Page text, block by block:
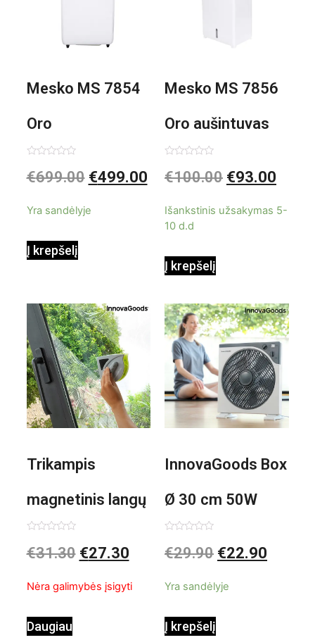
Mesko MS 7854
Oro
kondicionierius
0
iš
€699.00 €499.00
Yra sandėlyje
Į krepšelį
Mesko MS 7856
Oro aušintuvas
be ašmenų 3in1
0
iš
€100.00 €93.00
Išankstinis užsakymas 5-
10 d.d
Į krepšelį
Trikampis
magnetinis langų
valiklis Klinmag
0
iš
€31.30 €27.30
Nėra galimybės įsigyti
Daugiau
InnovaGoods Box
Ø 30 cm 50W
Baltai pilkas
0
iš
€29.90 €22.90
Yra sandėlyje
Į krepšelį